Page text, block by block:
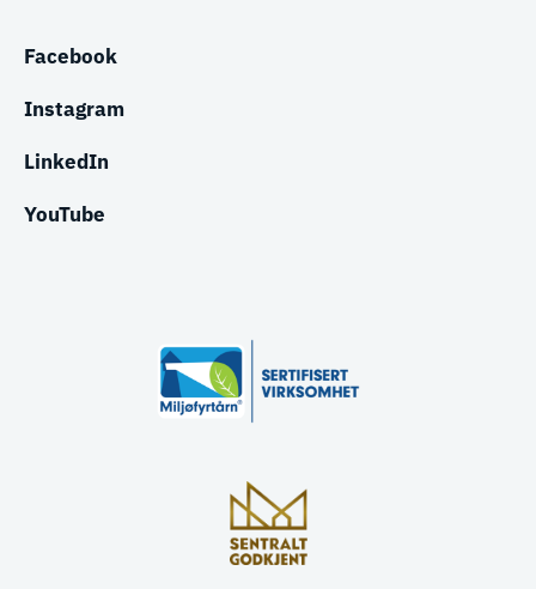
Facebook
Instagram
LinkedIn
YouTube